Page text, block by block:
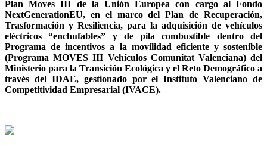
Plan Moves III de la Unión Europea con cargo al Fondo
NextGenerationEU, en el marco del Plan de Recuperación,
Trasformación y Resiliencia, para la adquisición de vehículos
eléctricos “enchufables” y de pila combustible dentro del
Programa de incentivos a la movilidad eficiente y sostenible
(Programa MOVES III Vehículos Comunitat Valenciana) del
Ministerio para la Transición Ecológica y el Reto Demográfico a
través del IDAE, gestionado por el Instituto Valenciano de
Competitividad Empresarial (IVACE).